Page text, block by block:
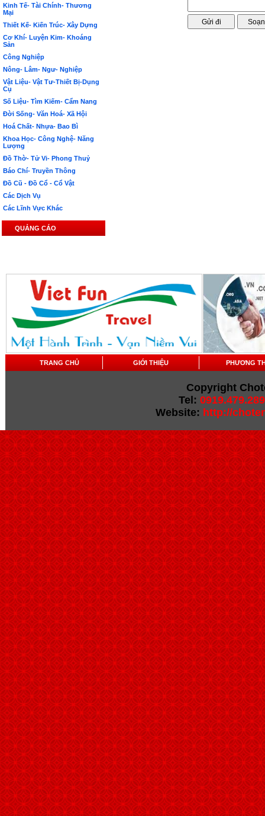
Kinh Tế- Tài Chính- Thương
Mại
Thiết Kế- Kiến Trúc- Xây Dựng
Cơ Khí- Luyện Kim- Khoáng
Sản
Công Nghiệp
Nông- Lâm- Ngư- Nghiệp
Vật Liệu- Vật Tư-Thiết Bị-Dụng
Cụ
Số Liệu- Tìm Kiếm- Cẩm Nang
Đời Sống- Văn Hoá- Xã Hội
Hoá Chất- Nhựa- Bao Bì
Khoa Học- Công Nghệ- Năng
Lượng
Đồ Thờ- Tử Vi- Phong Thuỷ
Báo Chí- Truyền Thông
Đồ Cũ - Đồ Cổ - Cổ Vật
Các Dịch Vụ
Các Lĩnh Vực Khác
QUẢNG CÁO
TRANG CHỦ GIỚI THIỆU PHƯƠNG
Copyright
Tel: 0919.479.289
Website: http://